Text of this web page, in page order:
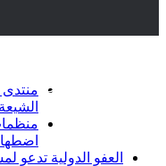
فيسبوك
منتدى
الشيعة
العفو الدولية تدعو